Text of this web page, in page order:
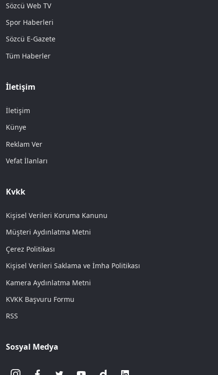
Sözcü Web TV
Spor Haberleri
Sözcü E-Gazete
Tüm Haberler
İletişim
İletişim
Künye
Reklam Ver
Vefat İlanları
Kvkk
Kişisel Verileri Koruma Kanunu
Müşteri Aydınlatma Metni
Çerez Politikası
Kişisel Verileri Saklama ve İmha Politikası
Kamera Aydınlatma Metni
KVKK Başvuru Formu
RSS
Sosyal Medya